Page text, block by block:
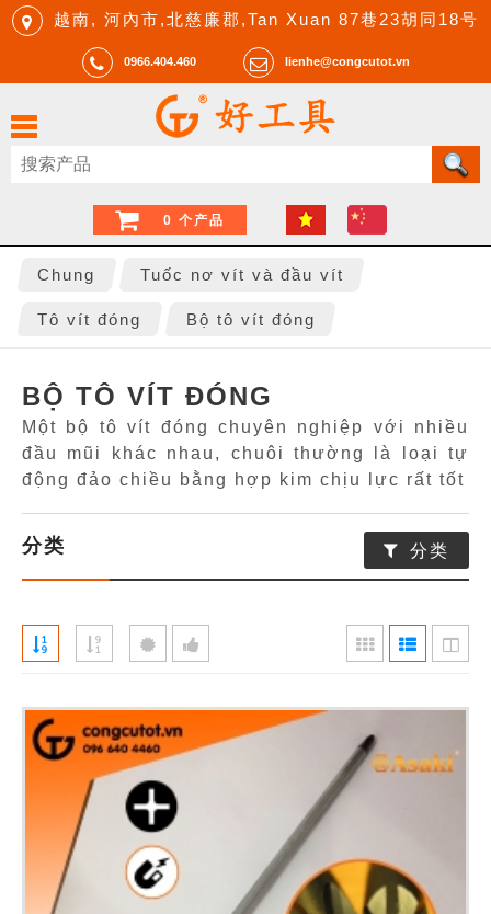
越南, 河內市,北慈廉郡,Tan Xuan 87巷23胡同18号
0966.404.460 lienhe@congcutot.vn
0 个产品
Chung Tuốc nơ vít và đầu vít
Tô vít đóng Bộ tô vít đóng
BỘ TÔ VÍT ĐÓNG
Một bộ tô vít đóng chuyên nghiệp với nhiều
đầu mũi khác nhau, chuôi thường là loại tự
động đảo chiều bằng hợp kim chịu lực rất tốt
分类 分类